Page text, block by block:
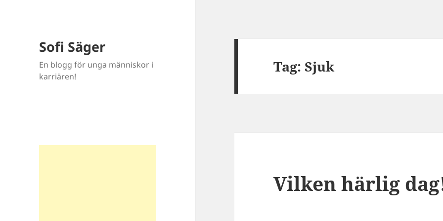
Sofi Säger
En blogg för unga människor i
karriären!
Tag:Sjuk
Vilken härlig